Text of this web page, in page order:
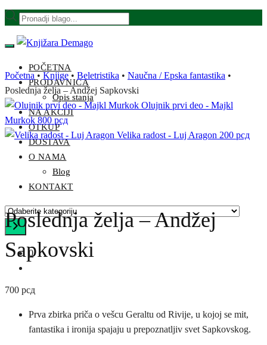
Skip
navigation
Skip
content
Products
POČETNA
PRODAVNICA
Opis stanja
NA AKCIJI
OTKUP
DOSTAVA
O NAMA
Blog
KONTAKT
Odaberite
kategoriju
0
Početna • Knjige • Beletristika • Naučna / Epska fantastika •
Poslednja želja – Andžej Sapkovski
Olujnik prvi deo - Majkl
Murkok 800 рсд
Velika radost - Luj Aragon 200 рсд
Poslednja želja – Andžej
Sapkovski
700 рсд
Prva zbirka priča o vešcu Geraltu od Rivije, u kojoj se mit,
fantastika i ironija spajaju u prepoznatljiv svet Sapkovskog.